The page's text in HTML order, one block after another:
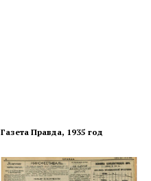
Газета Правда, 1935 год